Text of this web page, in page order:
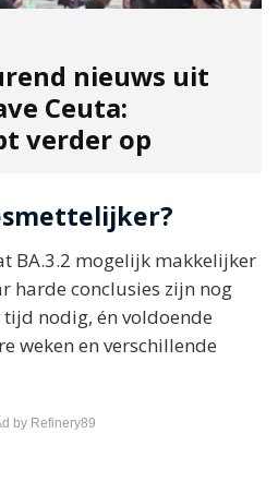
nieuws uit
Ceuta:
verder op
BA.3.2 mogelijk makkelijker
harde conclusies zijn nog
nodig, én voldoende
weken en verschillende
by Refinery89